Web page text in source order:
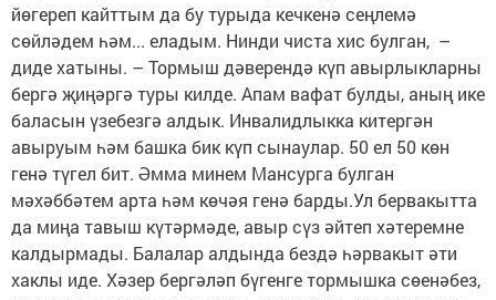
йөгереп кайттым да бу турыда кечкенә сеңлемә
сөйләдем һәм... еладым. Нинди чиста хис булган, –
диде хатыны. – Тормыш дәверендә күп авырлыкларны
бергә җиңәргә туры килде. Апам вафат булды, аның ике
баласын үзебезгә алдык. Инвалидлыкка китергән
авыруым һәм башка бик күп сынаулар. 50 ел 50 көн
генә түгел бит. Әмма минем Мансурга булган
мәхәббәтем арта һәм көчәя генә барды.Ул бервакытта
да миңа тавыш күтәрмәде, авыр сүз әйтеп хәтеремне
калдырмады. Балалар алдында бездә һәрвакыт әти
хаклы иде. Хәзер бергәләп бүгенге тормышка сөенәбез,